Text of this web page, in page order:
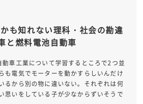
も知れない理科・社会の勘違
と燃料電池自動車
車工業について学習するところで2つ並
も電気でモーターを動かすらしいんだけ
るから別の物に違いない。それぞれは何
思いをしている子が少なからずいそうで